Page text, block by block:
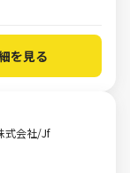
を見る
式会社/Jf